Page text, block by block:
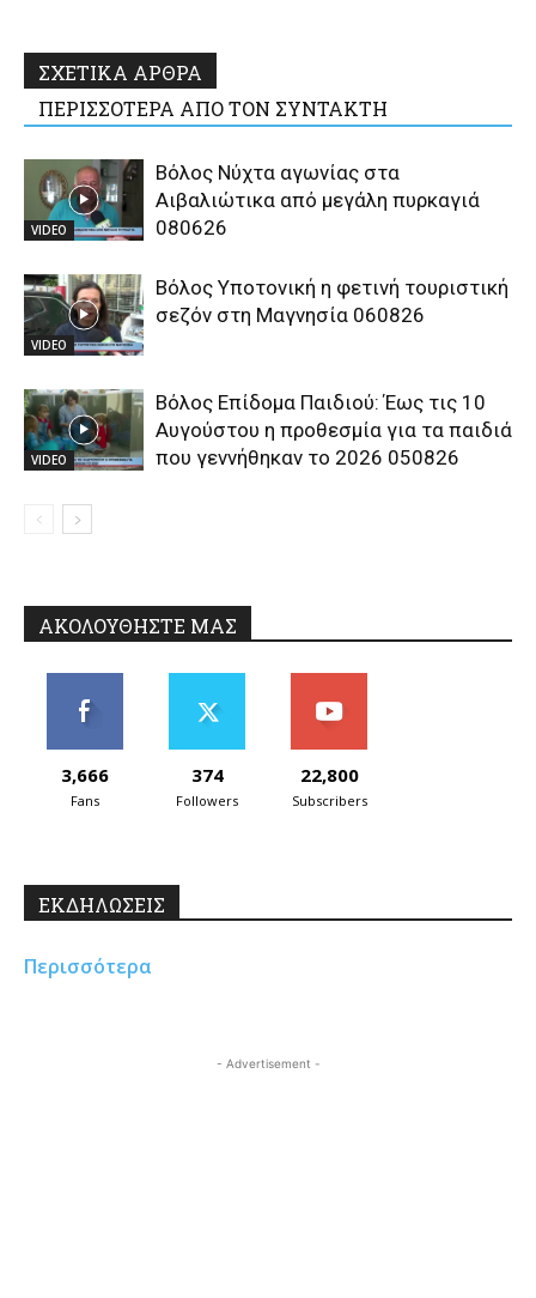
ΣΧΕΤΙΚΑ ΑΡΘΡΑ
ΠΕΡΙΣΣΟΤΕΡΑ ΑΠΟ ΤΟΝ ΣΥΝΤΑΚΤΗ
VIDEO
Βόλος Νύχτα αγωνίας στα
Αιβαλιώτικα από μεγάλη πυρκαγιά
080626
VIDEO
Βόλος Υποτονική η φετινή τουριστική
σεζόν στη Μαγνησία 060826
VIDEO
Βόλος Επίδομα Παιδιού: Έως τις 10
Αυγούστου η προθεσμία για τα παιδιά
που γεννήθηκαν το 2026 050826
ΑΚΟΛΟΥΘΗΣΤΕ ΜΑΣ
3,666
Fans
374
Followers
22,800
Subscribers
ΕΚΔΗΛΩΣΕΙΣ
Περισσότερα
- Advertisement -